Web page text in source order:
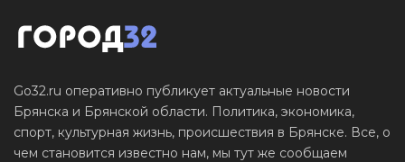
Go32.ru оперативно публикует актуальные новости
Брянска и Брянской области. Политика, экономика,
спорт, культурная жизнь, происшествия в Брянске. Все, о
чем становится известно нам, мы тут же сообщаем